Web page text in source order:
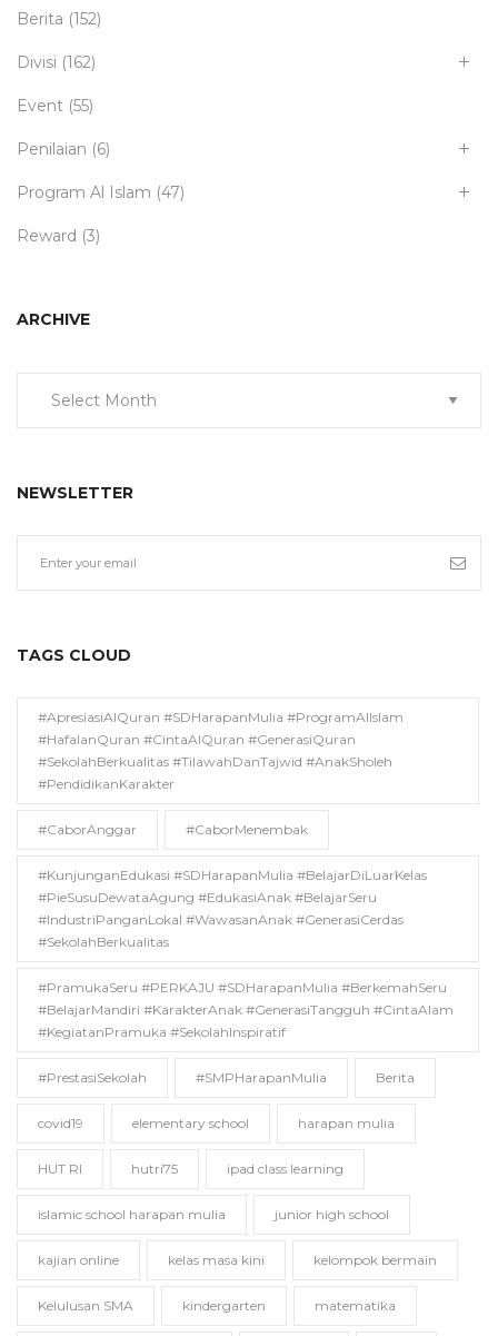
Berita (152)
Divisi (162)
Event (55)
Penilaian (6)
Program Al Islam (47)
Reward (3)
ARCHIVE
NEWSLETTER
TAGS CLOUD
#ApresiasiAlQuran #SDHarapanMulia #ProgramAlIslam
#HafalanQuran #CintaAlQuran #GenerasiQuran
#SekolahBerkualitas #TilawahDanTajwid #AnakSholeh
#PendidikanKarakter
#CaborAnggar #CaborMenembak
#KunjunganEdukasi #SDHarapanMulia #BelajarDiLuarKelas
#PieSusuDewataAgung #EdukasiAnak #BelajarSeru
#IndustriPanganLokal #WawasanAnak #GenerasiCerdas
#SekolahBerkualitas
#PramukaSeru #PERKAJU #SDHarapanMulia #BerkemahSeru
#BelajarMandiri #KarakterAnak #GenerasiTangguh #CintaAlam
#KegiatanPramuka #SekolahInspiratif
#PrestasiSekolah #SMPHarapanMulia Berita
covid19 elementary school harapan mulia
HUT RI hutri75 ipad class learning
islamic school harapan mulia junior high school
kajian online kelas masa kini kelompok bermain
Kelulusan SMA kindergarten matematika